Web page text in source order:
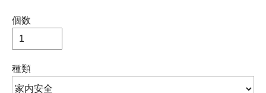
個数
種類